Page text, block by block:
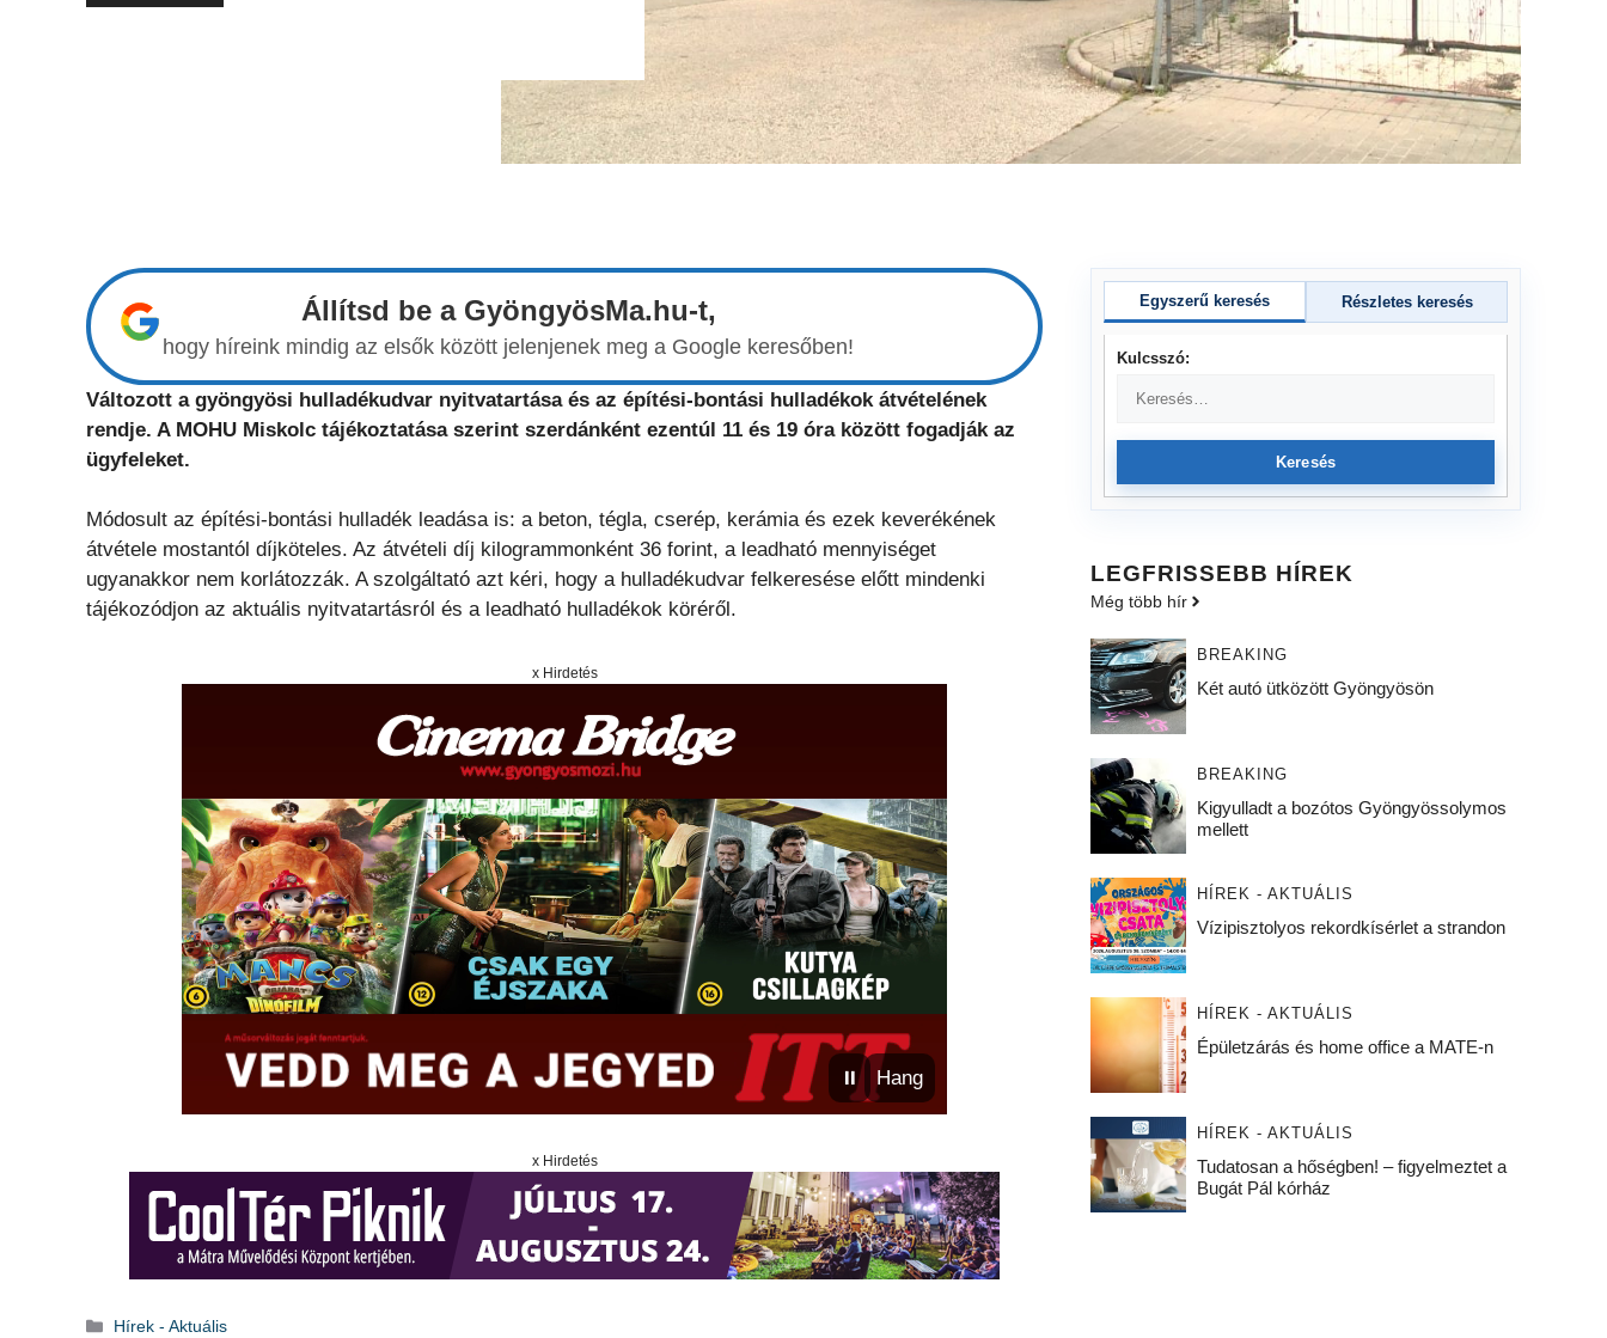
Állítsd be a GyöngyösMa.hu-t,
hogy híreink mindig az elsők között jelenjenek meg a Google keresőben!
Változott a gyöngyösi hulladékudvar nyitvatartása és az építési-bontási hulladékok átvételének
rendje. A MOHU Miskolc tájékoztatása szerint szerdánként ezentúl 11 és 19 óra között fogadják az
ügyfeleket.
Módosult az építési-bontási hulladék leadása is: a beton, tégla, cserép, kerámia és ezek keverékének
átvétele mostantól díjköteles. Az átvételi díj kilogrammonként 36 forint, a leadható mennyiséget
ugyanakkor nem korlátozzák. A szolgáltató azt kéri, hogy a hulladékudvar felkeresése előtt mindenki
tájékozódjon az aktuális nyitvatartásról és a leadható hulladékok köréről.
x Hirdetés
⏸ Hang
x Hirdetés
Kategória
Hírek - Aktuális
Egyszerű keresés Részletes keresés
Kulcsszó:
Keresés
LEGFRISSEBB HÍREK
Még több hír
BREAKING
Két autó ütközött Gyöngyösön
BREAKING
Kigyulladt a bozótos Gyöngyössolymos
mellett
HÍREK - AKTUÁLIS
Vízipisztolyos rekordkísérlet a strandon
HÍREK - AKTUÁLIS
Épületzárás és home office a MATE-n
HÍREK - AKTUÁLIS
Tudatosan a hőségben! – figyelmeztet a
Bugát Pál kórház